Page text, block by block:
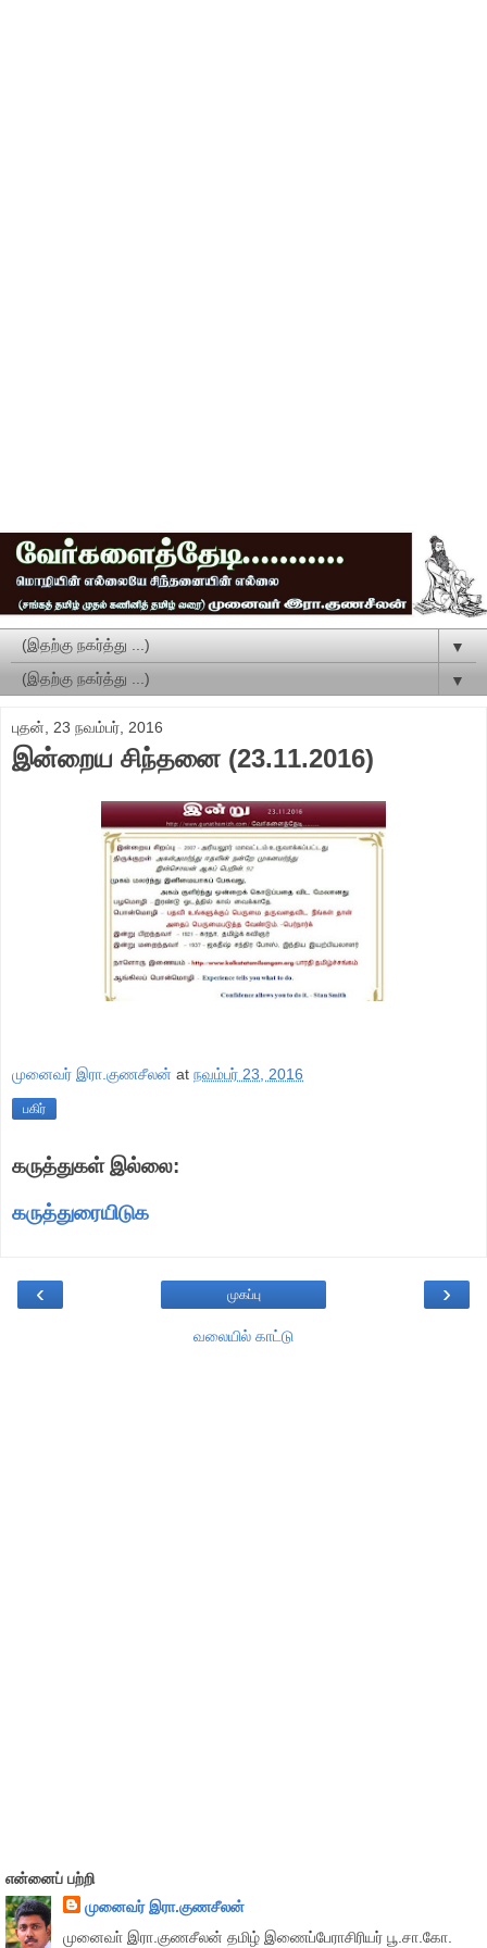
▼
▼
புதன், 23 நவம்பர், 2016
இன்றைய சிந்தனை (23.11.2016)
முனைவர் இரா.குணசீலன் at நவம்பர் 23, 2016
பகிர்
கருத்துகள் இல்லை:
கருத்துரையிடுக
‹ ›
முகப்பு
வலையில் காட்டு
என்னைப் பற்றி
முனைவர் இரா.குணசீலன்
முனைவா் இரா.குணசீலன் தமிழ் இணைப்பேராசிரியர் பூ.சா.கோ.